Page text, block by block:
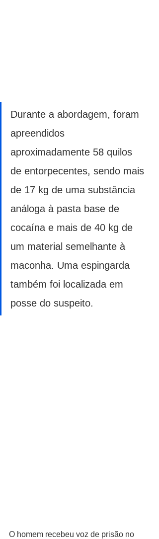
Durante a abordagem, foram
apreendidos
aproximadamente 58 quilos
de entorpecentes, sendo mais
de 17 kg de uma substância
análoga à pasta base de
cocaína e mais de 40 kg de
um material semelhante à
maconha. Uma espingarda
também foi localizada em
posse do suspeito.
O homem recebeu voz de prisão no